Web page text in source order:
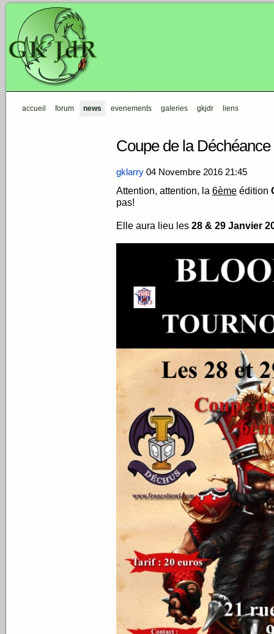
accueil forum news evenements galeries gkjdr liens
Coupe de la Déchéance
gklarry 04 Novembre 2016 21:45
Attention, attention, la 6ème édition
pas!
Elle aura lieu les 28 & 29 Janvier